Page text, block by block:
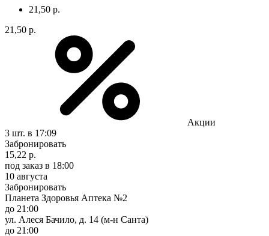
21,50 р.
21,50 р.
Акции
3 шт. в 17:09
Забронировать
15,22 р.
под заказ в 18:00
10 августа
Забронировать
Планета Здоровья Аптека №2
до 21:00
ул. Алеся Бачило, д. 14 (м-н Санта)
до 21:00